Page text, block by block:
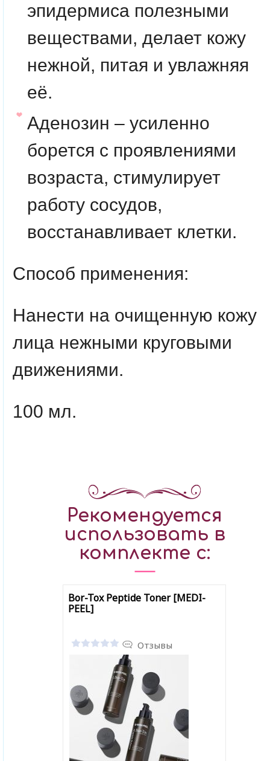
эпидермиса полезными
веществами, делает кожу
нежной, питая и увлажняя
её.
Аденозин – усиленно
борется с проявлениями
возраста, стимулирует
работу сосудов,
восстанавливает клетки.
Способ применения:
Нанести на очищенную кожу
лица нежными круговыми
движениями.
100 мл.
Рекомендуется
использовать в
комплекте с:
Bor-Tox Peptide Toner [MEDI-
PEEL]
Отзывы